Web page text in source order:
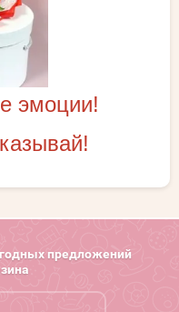
эмоции!
предложений